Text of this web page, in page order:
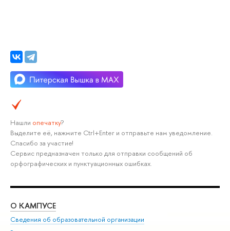
Нашли опечатку?
Выделите её, нажмите Ctrl+Enter и отправьте нам уведомление.
Спасибо за участие!
Сервис предназначен только для отправки сообщений об
орфографических и пунктуационных ошибках.
О КАМПУСЕ
Сведения об образовательной организации